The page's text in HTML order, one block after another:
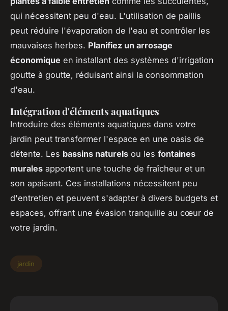
qui nécessitent peu d'eau. L'utilisation de paillis
peut réduire l'évaporation de l'eau et contrôler les
mauvaises herbes. Planifiez un arrosage
économique en installant des systèmes d'irrigation
goutte à goutte, réduisant ainsi la consommation
d'eau.
Intégration d'éléments aquatiques
Introduire des éléments aquatiques dans votre
jardin peut transformer l'espace en une oasis de
détente. Les bassins naturels ou les fontaines
murales apportent une touche de fraîcheur et un
son apaisant. Ces installations nécessitent peu
d'entretien et peuvent s'adapter à divers budgets et
espaces, offrant une évasion tranquille au cœur de
votre jardin.
jardin